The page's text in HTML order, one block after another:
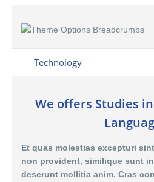
Technology
We offers Studies
Et quas molestias excepturi
non provident, similique sunt
deserunt mollitia anim. Cras